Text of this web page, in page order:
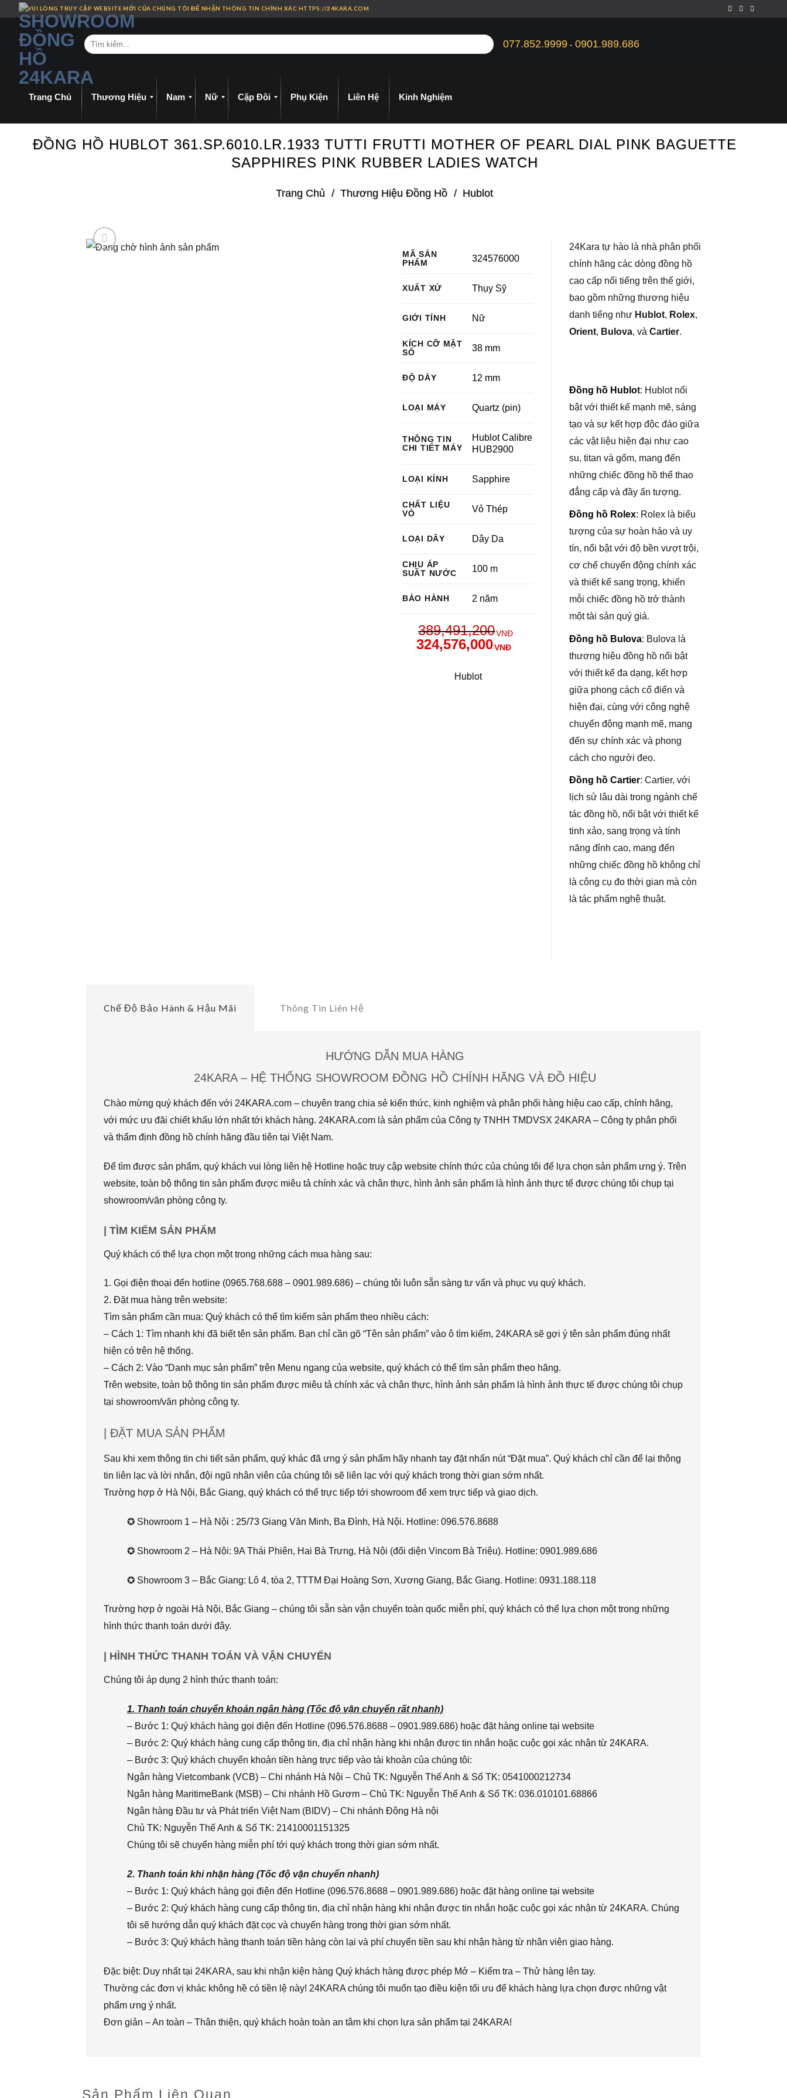
content
VUI LÒNG TRUY CẬP WEBSITE MỚI CỦA CHÚNG TÔI ĐỂ NHẬN THÔNG TIN CHÍNH XÁC HTTPS://24KARA.COM
077.852.9999- 0901.989.686
Trang Chủ Thương Hiệu Nam Nữ Cặp Đôi Phụ Kiện Liên Hệ Kinh Nghiệm
ĐỒNG HỒ HUBLOT 361.SP.6010.LR.1933 TUTTI FRUTTI MOTHER OF PEARL DIAL PINK BAGUETTE
SAPPHIRES PINK RUBBER LADIES WATCH
Trang Chủ / Thương Hiệu Đồng Hồ / Hublot
MÃ SẢN
PHẨM
324576000
XUẤT XỨ Thụy Sỹ
GIỚI TÍNH Nữ
KÍCH CỠ MẶT
SỐ
38 mm
ĐỘ DÀY 12 mm
LOẠI MÁY Quartz (pin)
THÔNG TIN
CHI TIẾT MÁY
Hublot Calibre
HUB2900
LOẠI KÍNH Sapphire
CHẤT LIỆU
VỎ
Vỏ Thép
LOẠI DÂY Dây Da
CHỊU ÁP
SUẤT NƯỚC
100 m
BẢO HÀNH 2 năm
389,491,200VNĐ
324,576,000VNĐ
Hublot
24Kara tự hào là nhà phân phối
chính hãng các dòng đồng hồ
cao cấp nổi tiếng trên thế giới,
bao gồm những thương hiệu
danh tiếng như Hublot, Rolex,
Orient, Bulova, và Cartier.
Đồng hồ Hublot: Hublot nổi
bật với thiết kế mạnh mẽ, sáng
tạo và sự kết hợp độc đáo giữa
các vật liệu hiện đại như cao
su, titan và gốm, mang đến
những chiếc đồng hồ thể thao
đẳng cấp và đầy ấn tượng.
Đồng hồ Rolex: Rolex là biểu
tượng của sự hoàn hảo và uy
tín, nổi bật với độ bền vượt trội,
cơ chế chuyển động chính xác
và thiết kế sang trọng, khiến
mỗi chiếc đồng hồ trở thành
một tài sản quý giá.
Đồng hồ Bulova: Bulova là
thương hiệu đồng hồ nổi bật
với thiết kế đa dạng, kết hợp
giữa phong cách cổ điển và
hiện đại, cùng với công nghệ
chuyển động mạnh mẽ, mang
đến sự chính xác và phong
cách cho người đeo.
Đồng hồ Cartier: Cartier, với
lịch sử lâu dài trong ngành chế
tác đồng hồ, nổi bật với thiết kế
tinh xảo, sang trọng và tính
năng đỉnh cao, mang đến
những chiếc đồng hồ không chỉ
là công cụ đo thời gian mà còn
là tác phẩm nghệ thuật.
Chế Độ Bảo Hành & Hậu Mãi Thông Tin Liên Hệ
HƯỚNG DẪN MUA HÀNG
24KARA – HỆ THỐNG SHOWROOM ĐỒNG HỒ CHÍNH HÃNG VÀ ĐỒ HIỆU
Chào mừng quý khách đến với 24KARA.com – chuyên trang chia sẻ kiến thức, kinh nghiệm và phân phối hàng hiệu cao cấp, chính hãng,
với mức ưu đãi chiết khấu lớn nhất tới khách hàng. 24KARA.com là sản phẩm của Công ty TNHH TMDVSX 24KARA – Công ty phân phối
và thẩm định đồng hồ chính hãng đầu tiên tại Việt Nam.
Để tìm được sản phẩm, quý khách vui lòng liên hệ Hotline hoặc truy cập website chính thức của chúng tôi để lựa chọn sản phẩm ưng ý. Trên
website, toàn bộ thông tin sản phẩm được miêu tả chính xác và chân thực, hình ảnh sản phẩm là hình ảnh thực tế được chúng tôi chụp tại
showroom/văn phòng công ty.
| TÌM KIẾM SẢN PHẨM
Quý khách có thể lựa chọn một trong những cách mua hàng sau:
1. Gọi điện thoại đến hotline (0965.768.688 – 0901.989.686) – chúng tôi luôn sẵn sàng tư vấn và phục vụ quý khách.
2. Đặt mua hàng trên website:
Tìm sản phẩm cần mua: Quý khách có thể tìm kiếm sản phẩm theo nhiều cách:
– Cách 1: Tìm nhanh khi đã biết tên sản phẩm. Bạn chỉ cần gõ “Tên sản phẩm” vào ô tìm kiếm, 24KARA sẽ gợi ý tên sản phẩm đúng nhất
hiện có trên hệ thống.
– Cách 2: Vào “Danh mục sản phẩm” trên Menu ngang của website, quý khách có thể tìm sản phẩm theo hãng.
Trên website, toàn bộ thông tin sản phẩm được miêu tả chính xác và chân thực, hình ảnh sản phẩm là hình ảnh thực tế được chúng tôi chụp
tại showroom/văn phòng công ty.
| ĐẶT MUA SẢN PHẨM
Sau khi xem thông tin chi tiết sản phẩm, quý khác đã ưng ý sản phẩm hãy nhanh tay đặt nhấn nút “Đặt mua”. Quý khách chỉ cần để lại thông
tin liên lạc và lời nhắn, đội ngũ nhân viên của chúng tôi sẽ liên lạc với quý khách trong thời gian sớm nhất.
Trường hợp ở Hà Nội, Bắc Giang, quý khách có thể trực tiếp tới showroom để xem trực tiếp và giao dịch.
✪ Showroom 1 – Hà Nội : 25/73 Giang Văn Minh, Ba Đình, Hà Nội. Hotline: 096.576.8688
✪ Showroom 2 – Hà Nội: 9A Thái Phiên, Hai Bà Trưng, Hà Nội (đối diện Vincom Bà Triệu). Hotline: 0901.989.686
✪ Showroom 3 – Bắc Giang: Lô 4, tòa 2, TTTM Đại Hoàng Sơn, Xương Giang, Bắc Giang. Hotline: 0931.188.118
Trường hợp ở ngoài Hà Nội, Bắc Giang – chúng tôi sẵn sàn vận chuyển toàn quốc miễn phí, quý khách có thể lựa chọn một trong những
hình thức thanh toán dưới đây.
| HÌNH THỨC THANH TOÁN VÀ VẬN CHUYỂN
Chúng tôi áp dụng 2 hình thức thanh toán:
1. Thanh toán chuyển khoản ngân hàng (Tốc độ vận chuyển rất nhanh)
– Bước 1: Quý khách hàng gọi điện đến Hotline (096.576.8688 – 0901.989.686) hoặc đặt hàng online tại website
– Bước 2: Quý khách hàng cung cấp thông tin, địa chỉ nhận hàng khi nhận được tin nhắn hoặc cuộc gọi xác nhận từ 24KARA.
– Bước 3: Quý khách chuyển khoản tiền hàng trực tiếp vào tài khoản của chúng tôi:
Ngân hàng Vietcombank (VCB) – Chi nhánh Hà Nội – Chủ TK: Nguyễn Thế Anh & Số TK: 0541000212734
Ngân hàng MaritimeBank (MSB) – Chi nhánh Hồ Gươm – Chủ TK: Nguyễn Thế Anh & Số TK: 036.010101.68866
Ngân hàng Đầu tư và Phát triển Việt Nam (BIDV) – Chi nhánh Đông Hà nội
Chủ TK: Nguyễn Thế Anh & Số TK: 21410001151325
Chúng tôi sẽ chuyển hàng miễn phí tới quý khách trong thời gian sớm nhất.
2. Thanh toán khi nhận hàng (Tốc độ vận chuyển nhanh)
– Bước 1: Quý khách hàng gọi điện đến Hotline (096.576.8688 – 0901.989.686) hoặc đặt hàng online tại website
– Bước 2: Quý khách hàng cung cấp thông tin, địa chỉ nhận hàng khi nhận được tin nhắn hoặc cuộc gọi xác nhận từ 24KARA. Chúng
tôi sẽ hướng dẫn quý khách đặt cọc và chuyển hàng trong thời gian sớm nhất.
– Bước 3: Quý khách hàng thanh toán tiền hàng còn lại và phí chuyển tiền sau khi nhận hàng từ nhân viên giao hàng.
Đặc biệt: Duy nhất tại 24KARA, sau khi nhận kiện hàng Quý khách hàng được phép Mở – Kiểm tra – Thử hàng lên tay.
Thường các đơn vị khác không hề có tiền lệ này! 24KARA chúng tôi muốn tạo điều kiện tối ưu để khách hàng lựa chọn được những vật
phẩm ưng ý nhất.
Đơn giản – An toàn – Thân thiện, quý khách hoàn toàn an tâm khi chọn lựa sản phẩm tại 24KARA!
Sản Phẩm Liên Quan